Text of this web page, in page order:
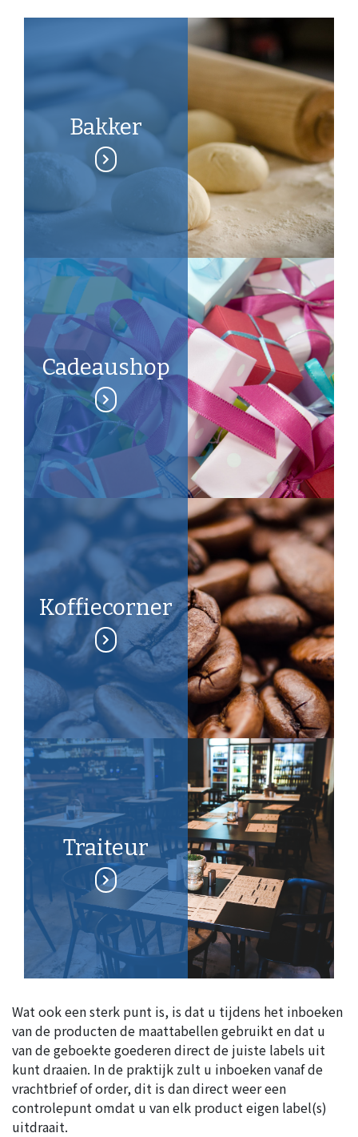
Bakker
Cadeaushop
Koffiecorner
Traiteur
Wat ook een sterk punt is, is dat u tijdens het inboeken
van de producten de maattabellen gebruikt en dat u
van de geboekte goederen direct de juiste labels uit
kunt draaien. In de praktijk zult u inboeken vanaf de
vrachtbrief of order, dit is dan direct weer een
controlepunt omdat u van elk product eigen label(s)
uitdraait.